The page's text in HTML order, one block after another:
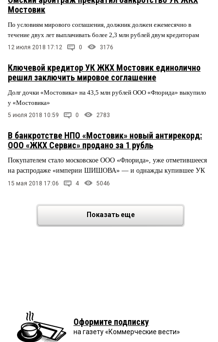
Мостовик
По условиям мирового соглашения, должник должен ежемесячно в
течение двух лет выплачивать более 2,3 млн рублей двум кредиторам
12 июля 2018 17:12 0 3176
Ключевой кредитор УК ЖКХ Мостовик единолично
решил заключить мировое соглашение
Долг дочки «Мостовика» на 43,5 млн рублей ООО «Флорида» выкупило
у «Мостовика»
5 июля 2018 10:59 0 2783
В банкротстве НПО «Мостовик» новый антирекорд:
ООО «ЖКХ Сервис» продано за 1 рубль
Покупателем стало московское ООО «Флорида», уже отметившееся
на распродаже «империи ШИШОВА» — и однажды купившее УК
15 мая 2018 17:06 4 5046
Показать еще
Оформите подписку
на газету «Коммерческие вести»